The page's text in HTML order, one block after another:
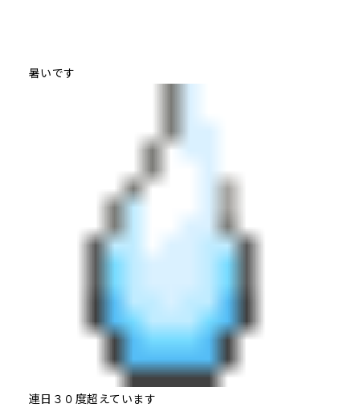
暑いです
連日３０度超えています